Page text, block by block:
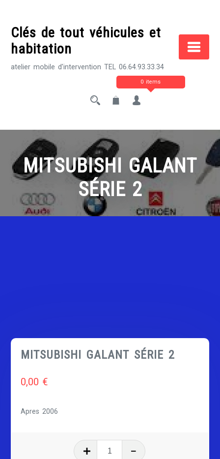
contentClés de tout véhicules et
habitation
atelier mobile d'intervention TEL 06.64.93.33.34
0 items
MITSUBISHI GALANT
SÉRIE 2
MITSUBISHI GALANT SÉRIE 2
0,00 €
Apres 2006
quantité